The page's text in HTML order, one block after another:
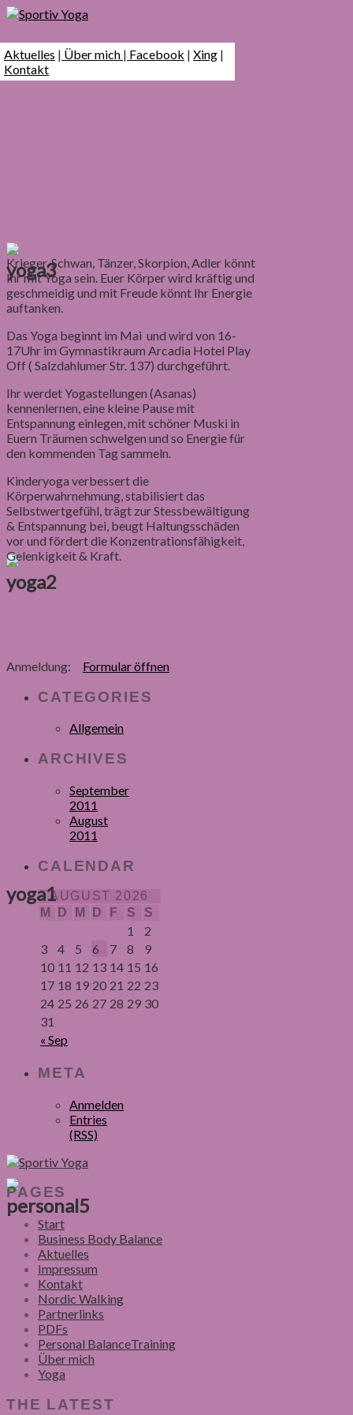
Aktuelles | Über mich | Facebook | Xing |
Kontakt
yoga3
yoga2
yoga1
personal5
Krieger, Schwan, Tänzer, Skorpion, Adler könnt
Ihr mit Yoga sein. Euer Körper wird kräftig und
geschmeidig und mit Freude könnt Ihr Energie
auftanken.
Das Yoga beginnt im Mai und wird von 16-
17Uhr im Gymnastikraum Arcadia Hotel Play
Off ( Salzdahlumer Str. 137) durchgeführt.
Ihr werdet Yogastellungen (Asanas)
kennenlernen, eine kleine Pause mit
Entspannung einlegen, mit schöner Muski in
Euern Träumen schwelgen und so Energie für
den kommenden Tag sammeln.
Kinderyoga verbessert die
Körperwahrnehmung, stabilisiert das
Selbstwertgefühl, trägt zur Stessbewältigung
& Entspannung bei, beugt Haltungsschäden
vor und fördert die Konzentrationsfähigkeit,
Gelenkigkeit & Kraft.
Anmeldung: Formular öffnen
CATEGORIES
Allgemein
ARCHIVES
September
2011
August
2011
CALENDAR
AUGUST 2026
M
D M D F S S
« Sep
1
2
3
4 5 6 7 8
9
10 11 12 13 14 15 16
17 18 19 20 21 22 23
24 25 26 27 28 29 30
31
META
Anmelden
Entries
(RSS)
PAGES
Start
Business Body Balance
Aktuelles
Impressum
Kontakt
Nordic Walking
Partnerlinks
PDFs
Personal BalanceTraining
Über mich
Yoga
THE LATEST